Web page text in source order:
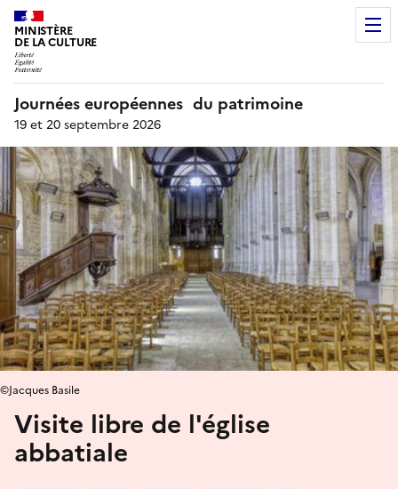
MINISTÈRE
DE LA CULTURE
Journées européennes du patrimoine
19 et 20 septembre 2026
Visite libre de l'église
abbatiale
©Jacques Basile